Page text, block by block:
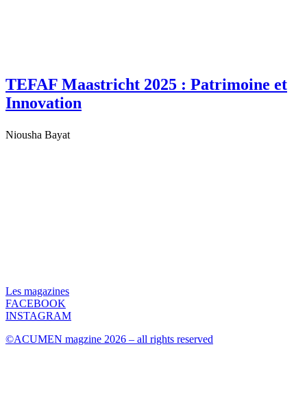
TEFAF Maastricht 2025 : Patrimoine et
Innovation
Niousha Bayat
Les magazines
FACEBOOK
INSTAGRAM
©ACUMEN magzine 2026 – all rights reserved